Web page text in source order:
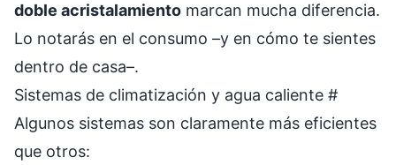
doble acristalamiento marcan mucha diferencia.
Lo notarás en el consumo –y en cómo te sientes
dentro de casa–.
Sistemas de climatización y agua caliente #
Algunos sistemas son claramente más eficientes
que otros: